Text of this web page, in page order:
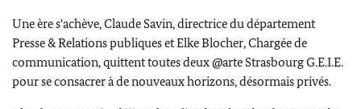
Une ère s'achève, Claude Savin, directrice du département
Presse & Relations publiques et Elke Blocher, Chargée de
communication, quittent toutes deux @arte Strasbourg G.E.I.E.
pour se consacrer à de nouveaux horizons, désormais privés.